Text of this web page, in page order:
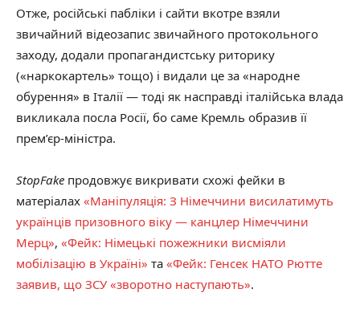
Отже, російські пабліки і сайти вкотре взяли
звичайний відеозапис звичайного протокольного
заходу, додали пропагандистську риторику
(«наркокартель» тощо) і видали це за «народне
обурення» в Італії — тоді як насправді італійська влада
викликала посла Росії, бо саме Кремль образив її
прем’єр-міністра.
StopFake продовжує викривати схожі фейки в
матеріалах «Маніпуляція: З Німеччини висилатимуть
українців призовного віку — канцлер Німеччини
Мерц», «Фейк: Німецькі пожежники висміяли
мобілізацію в Україні» та «Фейк: Генсек НАТО Рютте
заявив, що ЗСУ «зворотно наступають».